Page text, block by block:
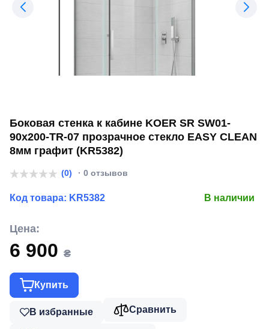
Боковая стенка к кабине KOER SR SW01-
90x200-TR-07 прозрачное стекло EASY CLEAN
8мм графит (KR5382)
(0) · 0 отзывов
Код товара: KR5382 В наличии
Цена:
6 900 ₴
Купить
В избранные Сравнить